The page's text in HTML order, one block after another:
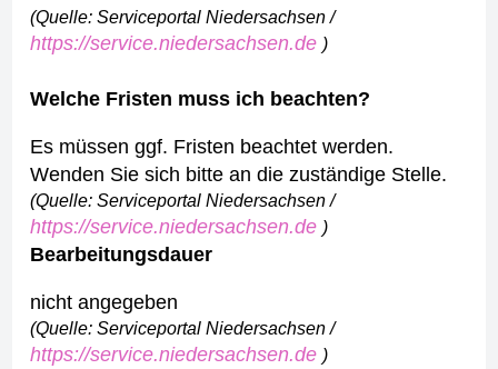
(Quelle: Serviceportal Niedersachsen /
https://service.niedersachsen.de )
Welche Fristen muss ich beachten?
Es müssen ggf. Fristen beachtet werden.
Wenden Sie sich bitte an die zuständige Stelle.
(Quelle: Serviceportal Niedersachsen /
https://service.niedersachsen.de )
Bearbeitungsdauer
nicht angegeben
(Quelle: Serviceportal Niedersachsen /
https://service.niedersachsen.de )